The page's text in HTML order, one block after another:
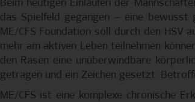
Beim heutigen Einlaufen der
das Spielfeld gegangen – eine bewusst
ME/CFS Foundation soll durch den HSV
mehr am aktiven Leben teilnehmen
den Rasen eine unüberwindbare
getragen und ein Zeichen gesetzt:
ME/CFS ist eine komplexe chronische